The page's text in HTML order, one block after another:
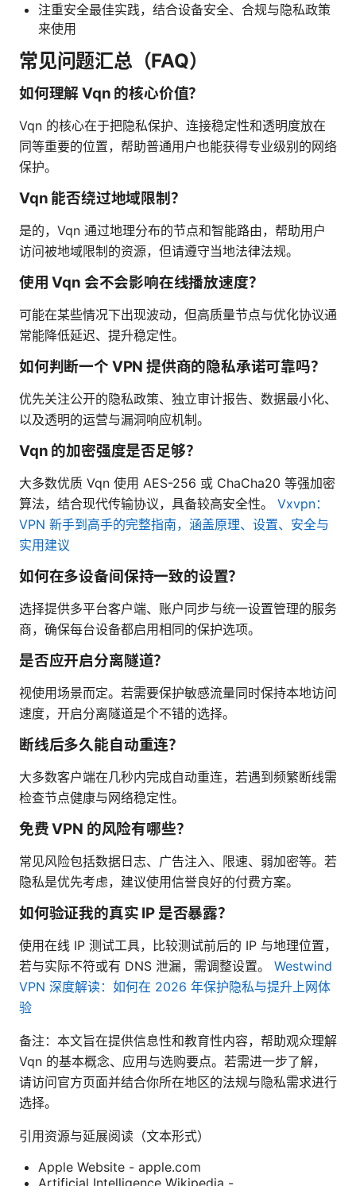
注重安全最佳实践，结合设备安全、合规与隐私政策
来使用
常见问题汇总（FAQ）
如何理解 Vqn 的核心价值？
Vqn 的核心在于把隐私保护、连接稳定性和透明度放在
同等重要的位置，帮助普通用户也能获得专业级别的网络
保护。
Vqn 能否绕过地域限制？
是的，Vqn 通过地理分布的节点和智能路由，帮助用户
访问被地域限制的资源，但请遵守当地法律法规。
使用 Vqn 会不会影响在线播放速度？
可能在某些情况下出现波动，但高质量节点与优化协议通
常能降低延迟、提升稳定性。
如何判断一个 VPN 提供商的隐私承诺可靠吗？
优先关注公开的隐私政策、独立审计报告、数据最小化、
以及透明的运营与漏洞响应机制。
Vqn 的加密强度是否足够？
大多数优质 Vqn 使用 AES-256 或 ChaCha20 等强加密
算法，结合现代传输协议，具备较高安全性。 Vxvpn：
VPN 新手到高手的完整指南，涵盖原理、设置、安全与
实用建议
如何在多设备间保持一致的设置？
选择提供多平台客户端、账户同步与统一设置管理的服务
商，确保每台设备都启用相同的保护选项。
是否应开启分离隧道？
视使用场景而定。若需要保护敏感流量同时保持本地访问
速度，开启分离隧道是个不错的选择。
断线后多久能自动重连？
大多数客户端在几秒内完成自动重连，若遇到频繁断线需
检查节点健康与网络稳定性。
免费 VPN 的风险有哪些？
常见风险包括数据日志、广告注入、限速、弱加密等。若
隐私是优先考虑，建议使用信誉良好的付费方案。
如何验证我的真实 IP 是否暴露？
使用在线 IP 测试工具，比较测试前后的 IP 与地理位置，
若与实际不符或有 DNS 泄漏，需调整设置。 Westwind
VPN 深度解读：如何在 2026 年保护隐私与提升上网体
验
备注：本文旨在提供信息性和教育性内容，帮助观众理解
Vqn 的基本概念、应用与选购要点。若需进一步了解，
请访问官方页面并结合你所在地区的法规与隐私需求进行
选择。
引用资源与延展阅读（文本形式）
Apple Website - apple.com
Artificial Intelligence Wikipedia -